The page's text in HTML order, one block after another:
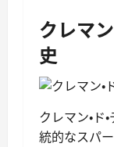
クレマ
史
クレマン・
統的なスパ